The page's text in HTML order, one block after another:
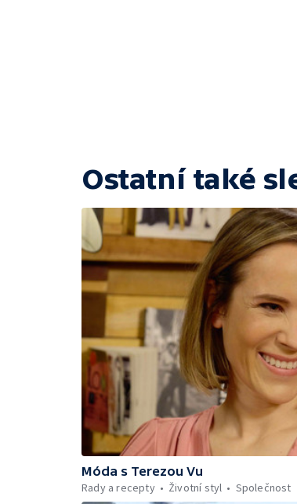
Ostatní také
Móda s Terezou Vu
Rady a recepty
Životní styl Společnost